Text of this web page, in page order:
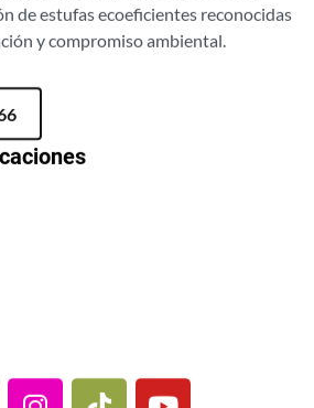
de estufas ecoeficientes reconocidas
y compromiso ambiental.